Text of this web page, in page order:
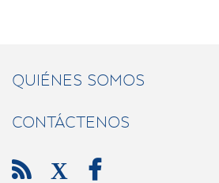
QUIÉNES SOMOS
CONTÁCTENOS
 X 